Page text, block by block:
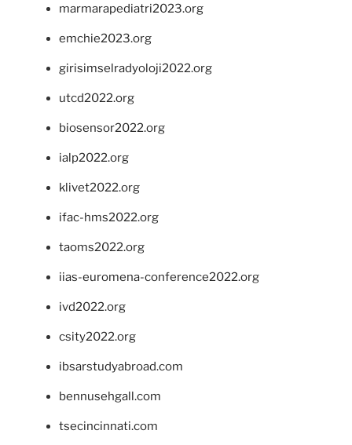
marmarapediatri2023.org
emchie2023.org
girisimselradyoloji2022.org
utcd2022.org
biosensor2022.org
ialp2022.org
klivet2022.org
ifac-hms2022.org
taoms2022.org
iias-euromena-conference2022.org
ivd2022.org
csity2022.org
ibsarstudyabroad.com
bennusehgall.com
tsecincinnati.com